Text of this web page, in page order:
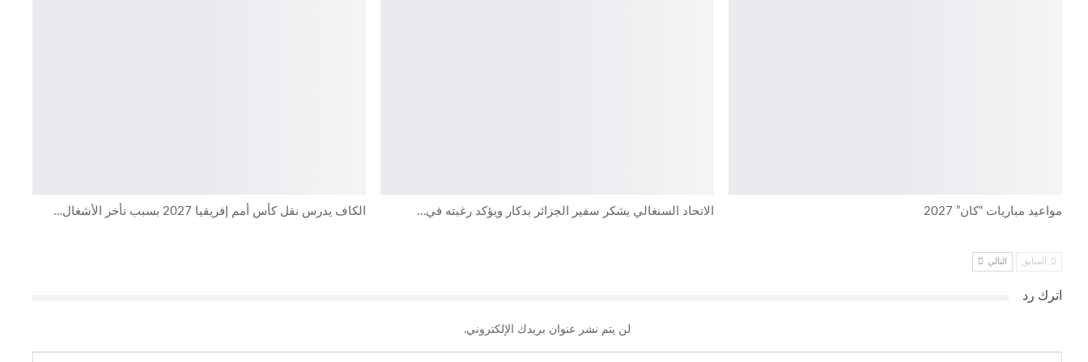
مواعيد مباريات “كان” 2027 الاتحاد السنغالي يشكر سفير الجزائر بدكار ويؤكد رغبته في… الكاف يدرس نقل كأس أمم إفريقيا 2027 بسبب تأخر الأشغال…
السابق التالي
اترك رد
لن يتم نشر عنوان بريدك الإلكتروني.